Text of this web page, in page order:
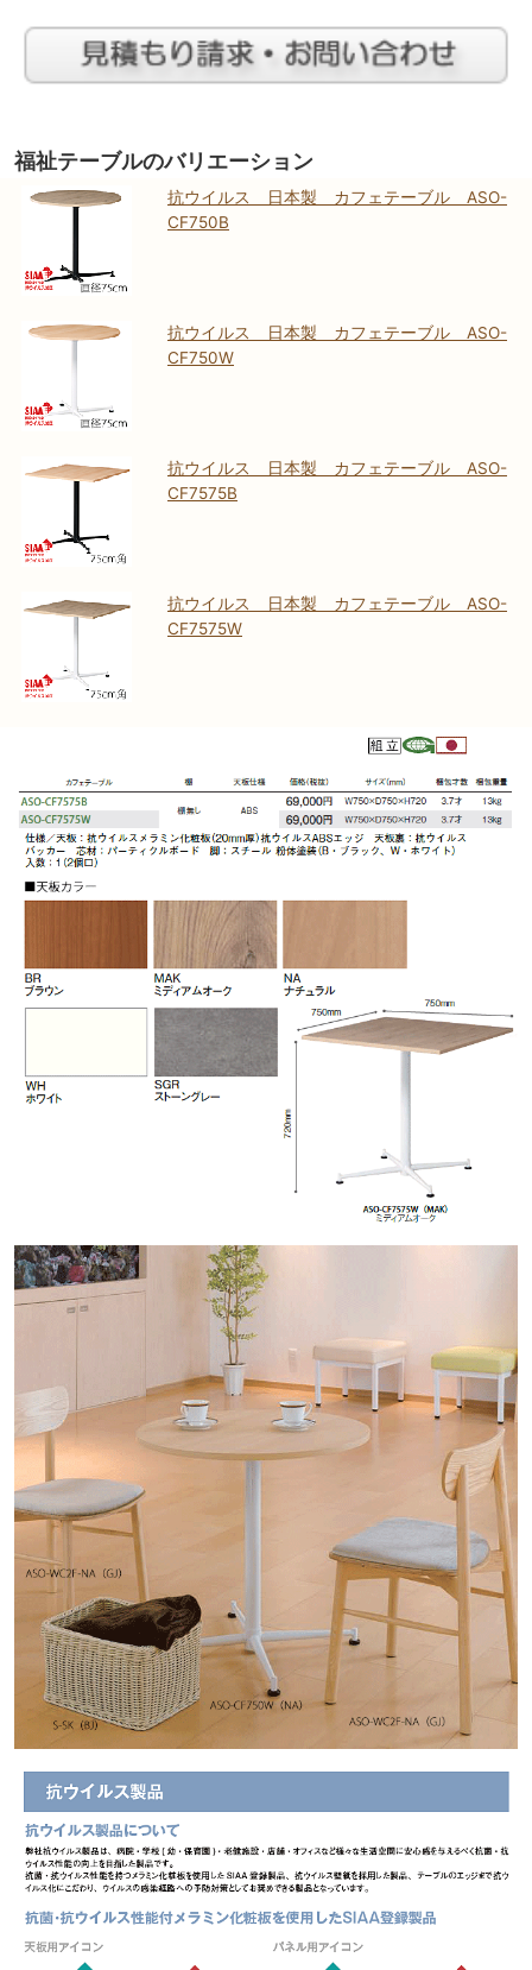
福祉テーブルのバリエーション
抗ウイルス 日本製 カフェテーブル ASO-
CF750B
抗ウイルス 日本製 カフェテーブル ASO-
CF750W
抗ウイルス 日本製 カフェテーブル ASO-
CF7575B
抗ウイルス 日本製 カフェテーブル ASO-
CF7575W